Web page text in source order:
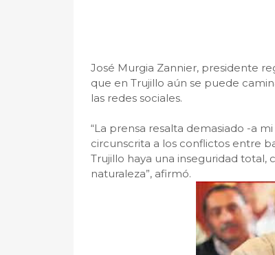
José Murgia Zannier, presidente
que en Trujillo aún se puede
las redes sociales.
“La prensa resalta demasiado -a
circunscrita a los conflictos entre
Trujillo haya una inseguridad
naturaleza”, afirmó.